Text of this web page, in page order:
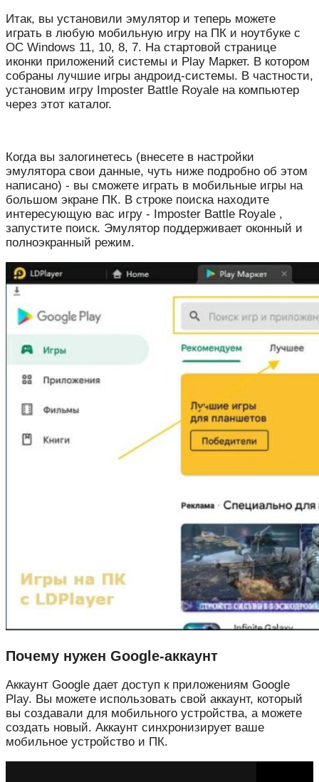
Итак, вы установили эмулятор и теперь можете
играть в любую мобильную игру на ПК и ноутбуке с
ОС Windows 11, 10, 8, 7. На стартовой странице
иконки приложений системы и Play Маркет. В котором
собраны лучшие игры андроид-системы. В частности,
установим игру Imposter Battle Royale на компьютер
через этот каталог.
Когда вы залогинетесь (внесете в настройки
эмулятора свои данные, чуть ниже подробно об этом
написано) - вы сможете играть в мобильные игры на
большом экране ПК. В строке поиска находите
интересующую вас игру - Imposter Battle Royale ,
запустите поиск. Эмулятор поддерживает оконный и
полноэкранный режим.
Почему нужен Google-аккаунт
Аккаунт Google дает доступ к приложениям Google
Play. Вы можете использовать свой аккаунт, который
вы создавали для мобильного устройства, а можете
создать новый. Аккаунт синхронизирует ваше
мобильное устройство и ПК.